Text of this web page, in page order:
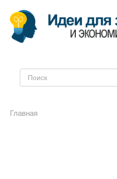
Перейти
контенту
Главная